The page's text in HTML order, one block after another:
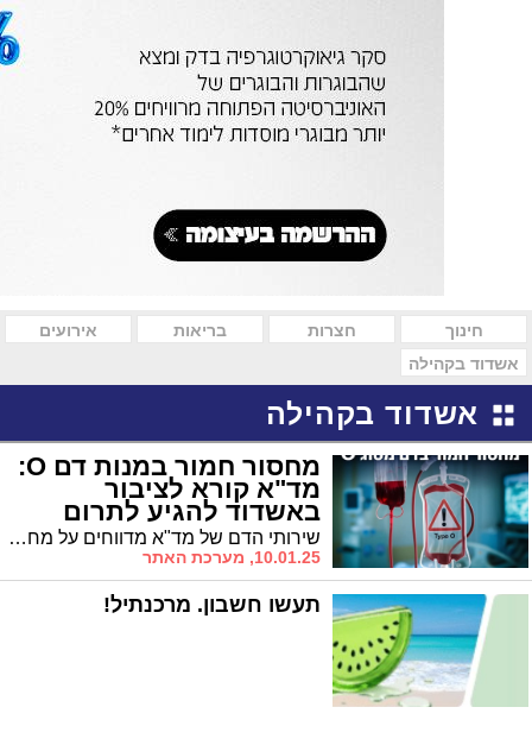
חינוך חצרות בריאות
אירועים
אשדוד בקהילה
אשדוד בקהילה
מחסור חמור במנות דם O:
מד"א קורא לציבור
באשדוד להגיע לתרום
שירותי הדם של מד"א מדווחים על מחסור חמור במנות דם מסוג O, ופונים לציבור בקריאה דחופה להגיע ולתרום. המחסור נוצר בעקבות ירידה משמעותית בתרומות הדם במהלך חגי תשרי, לצד השפעות מגפת הקורונה על יכולות ההתרמה
10.01.25, מערכת האתר
תעשו חשבון. מרכנתיל!